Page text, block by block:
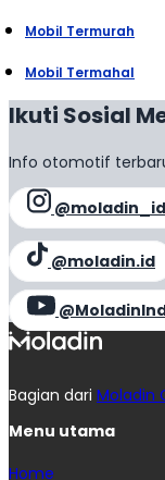
Mobil Termurah
Mobil Termahal
Ikuti Sosial
Info otomotif
@moladin_id
@moladin.id
Bagian dari Moladin
Menu utama
Home